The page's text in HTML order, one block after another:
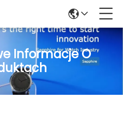
Informacje O